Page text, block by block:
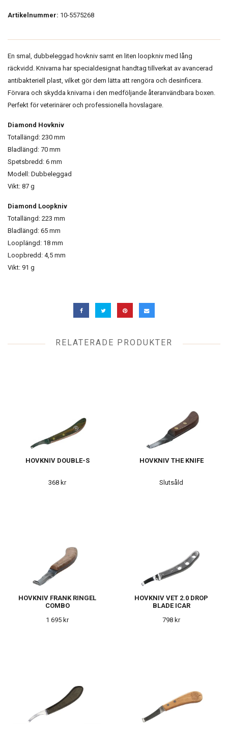
Artikelnummer: 10-5575268
En smal, dubbeleggad hovkniv samt en liten loopkniv med lång
räckvidd. Knivarna har specialdesignat handtag tillverkat av avancerad
antibakteriell plast, vilket gör dem lätta att rengöra och desinficera.
Förvara och skydda knivarna i den medföljande återanvändbara boxen.
Perfekt för veterinärer och professionella hovslagare.
Diamond Hovkniv
Totallängd: 230 mm
Bladlängd: 70 mm
Spetsbredd: 6 mm
Modell: Dubbeleggad
Vikt: 87 g
Diamond Loopkniv
Totallängd: 223 mm
Bladlängd: 65 mm
Looplängd: 18 mm
Loopbredd: 4,5 mm
Vikt: 91 g
RELATERADE PRODUKTER
HOVKNIV DOUBLE-S
368 kr
HOVKNIV THE KNIFE
Slutsåld
HOVKNIV FRANK RINGEL
COMBO
1 695 kr
HOVKNIV VET 2.0 DROP
BLADE ICAR
798 kr